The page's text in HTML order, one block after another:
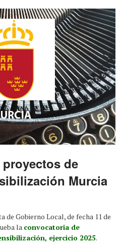
de
Murcia
de Gobierno Local, de fecha 11 de
la convocatoria de
ejercicio 2025.